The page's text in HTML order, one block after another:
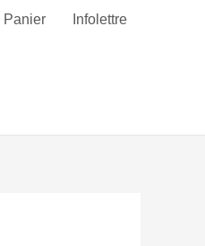
Panier Infolettre